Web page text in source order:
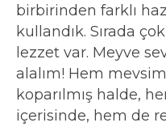
birbirinden farklı
kullandık. Sırada
lezzet var. Meyve
alalım! Hem
koparılmış halde,
içerisinde, hem de